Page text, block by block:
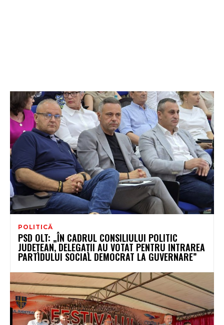
POLITICĂ
PSD OLT: „ÎN CADRUL CONSILIULUI POLITIC
JUDEȚEAN, DELEGAȚII AU VOTAT PENTRU INTRAREA
PARTIDULUI SOCIAL DEMOCRAT LA GUVERNARE”